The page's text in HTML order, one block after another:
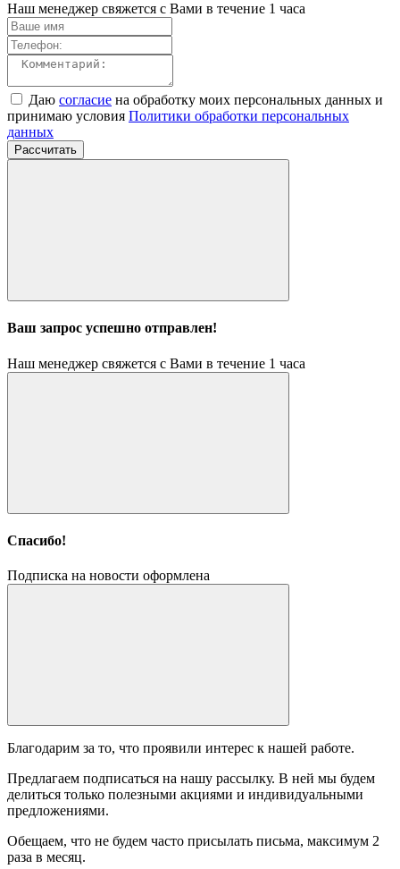
Наш менеджер свяжется с Вами в течение 1 часа
Даю согласие на обработку моих персональных данных и
принимаю условия Политики обработки персональных
данных
Рассчитать
Ваш запрос успешно отправлен!
Наш менеджер свяжется с Вами в течение 1 часа
Спасибо!
Подписка на новости оформлена
Благодарим за то, что проявили интерес к нашей работе.
Предлагаем подписаться на нашу рассылку. В ней мы будем
делиться только полезными акциями и индивидуальными
предложениями.
Обещаем, что не будем часто присылать письма, максимум 2
раза в месяц.